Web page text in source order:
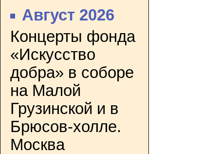
Август 2026
Концерты фонда
«Искусство
добра» в соборе
на Малой
Грузинской и в
Брюсов-холле.
Москва